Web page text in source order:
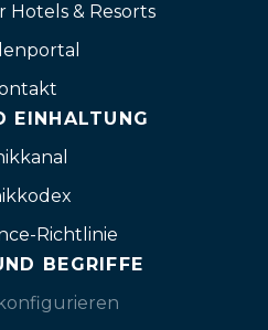
Hotels & Resorts
EINHALTUNG
Richtlinie
BEGRIFFE